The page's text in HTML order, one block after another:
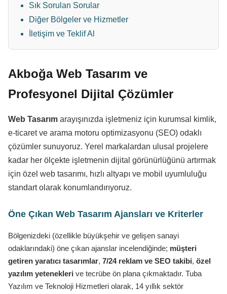
Sık Sorulan Sorular
Diğer Bölgeler ve Hizmetler
İletişim ve Teklif Al
Akboğa Web Tasarım ve
Profesyonel Dijital Çözümler
Web Tasarım arayışınızda işletmeniz için kurumsal kimlik,
e-ticaret ve arama motoru optimizasyonu (SEO) odaklı
çözümler sunuyoruz. Yerel markalardan ulusal projelere
kadar her ölçekte işletmenin dijital görünürlüğünü artırmak
için özel web tasarımı, hızlı altyapı ve mobil uyumluluğu
standart olarak konumlandırıyoruz.
Öne Çıkan Web Tasarım Ajansları ve Kriterler
Bölgenizdeki (özellikle büyükşehir ve gelişen sanayi
odaklarındaki) öne çıkan ajanslar incelendiğinde; müşteri
getiren yaratıcı tasarımlar, 7/24 reklam ve SEO takibi, özel
yazılım yetenekleri ve tecrübe ön plana çıkmaktadır. Tuba
Yazılım ve Teknoloji Hizmetleri olarak, 14 yıllık sektör